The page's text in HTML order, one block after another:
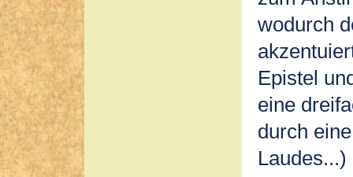
wodurch
Epistel
eine
durch